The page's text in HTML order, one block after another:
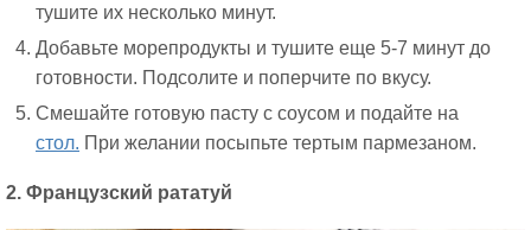
тушите их несколько минут.
Добавьте морепродукты и тушите еще 5-7 минут до
готовности. Подсолите и поперчите по вкусу.
Смешайте готовую пасту с соусом и подайте на
стол. При желании посыпьте тертым пармезаном.
2. Французский рататуй